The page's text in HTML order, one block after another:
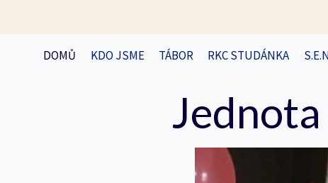
DOMŮ KDO JSME TÁBOR RKC STUDÁNKA